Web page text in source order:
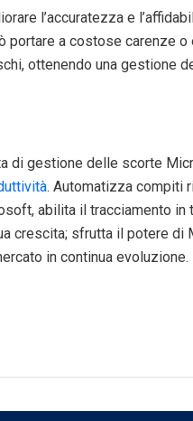
l’accuratezza e
a costose carenze o
ottenendo una gestione
di gestione delle scorte
. Automatizza compiti
abilita il tracciamento
crescita; sfrutta il potere
in continua evoluzione.